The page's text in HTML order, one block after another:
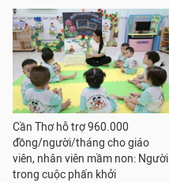
Cần Thơ hỗ trợ 960.000
đồng/người/tháng cho giáo
viên, nhân viên mầm non: Người
trong cuộc phấn khởi